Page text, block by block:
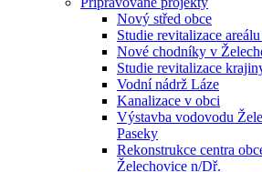
Nový střed obce
Studie revitalizace
Nové chodníky v
Studie revitalizace
Vodní nádrž Láze
Kanalizace v obci
Výstavba vodovodu
Paseky
Rekonstrukce centra
Želechovice n/Dř.